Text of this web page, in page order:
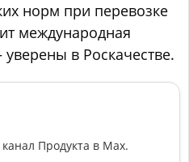
норм при перевозке
международная
в Роскачестве.
Продукта в Max.